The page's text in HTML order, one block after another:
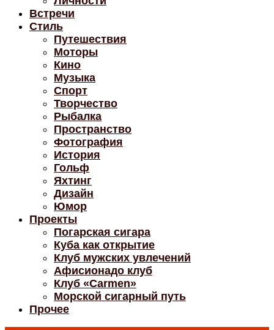
Встречи
Стиль
Путешествия
Моторы
Кино
Музыка
Спорт
Творчество
Рыбалка
Пространство
Фотография
История
Гольф
Яхтинг
Дизайн
Юмор
Проекты
Погарская сигара
Куба как открытие
Клуб мужских увлечений
Афисионадо клуб
Клуб «Carmen»
Морской сигарный путь
Прочее